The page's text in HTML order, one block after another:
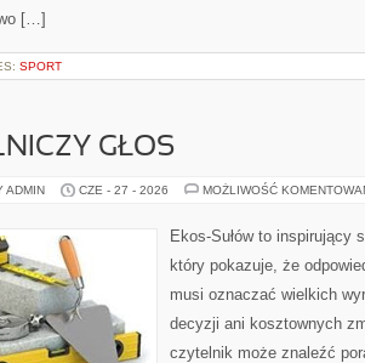
[…]
SPORT
GŁOS
ADMIN CZE - 27 - 2026 MOŻLIWOŚĆ
Ekos-Sułów to inspirujący
który pokazuje, że
musi oznaczać wielkich
decyzji ani kosztownych
czytelnik może znaleźć